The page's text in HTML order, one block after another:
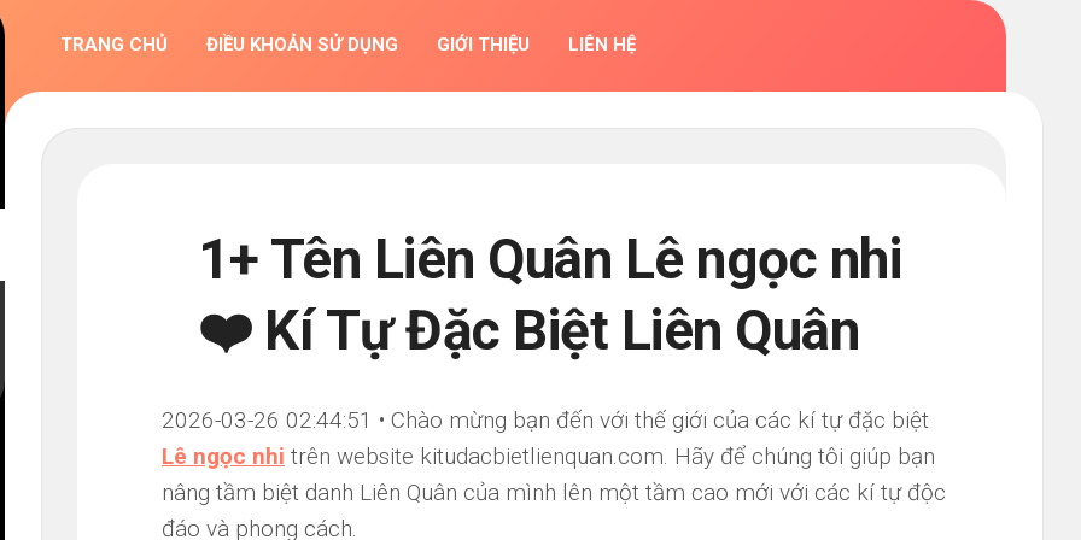
TRANG CHỦ ĐIỀU KHOẢN SỬ DỤNG GIỚI THIỆU LIÊN HỆ
1+ Tên Liên Quân Lê ngọc nhi
❤️ Kí Tự Đặc Biệt Liên Quân
2026-03-26 02:44:51 • Chào mừng bạn đến với thế giới của các kí tự đặc biệt
Lê ngọc nhi trên website kitudacbietlienquan.com. Hãy để chúng tôi giúp bạn
nâng tầm biệt danh Liên Quân của mình lên một tầm cao mới với các kí tự độc
đáo và phong cách.